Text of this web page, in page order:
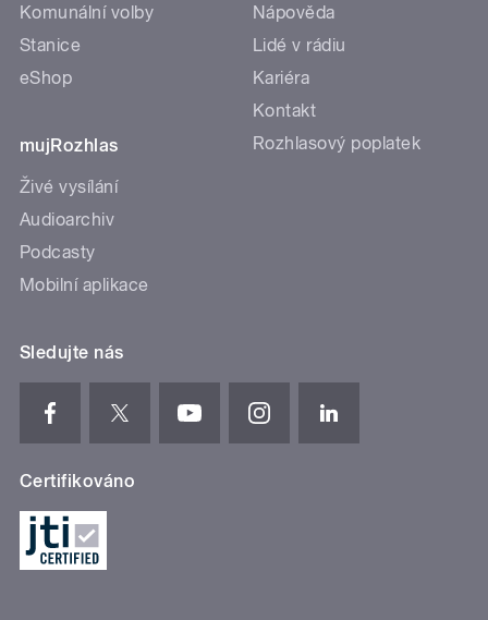
Komunální volby
Stanice
eShop
mujRozhlas
Živé vysílání
Audioarchiv
Podcasty
Mobilní aplikace
Nápověda
Lidé v rádiu
Kariéra
Kontakt
Rozhlasový poplatek
Sledujte nás
Certifikováno